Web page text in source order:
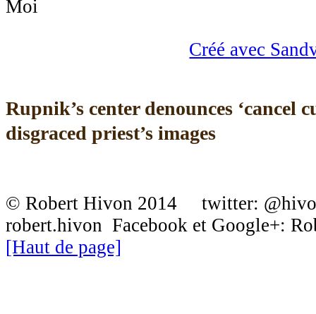
Créé avec
Rupnik’s center denounces ‘cancel
disgraced priest’s images
© Robert Hivon 2014 twitter:
robert.hivon Facebook et Google+:
[Haut de page]